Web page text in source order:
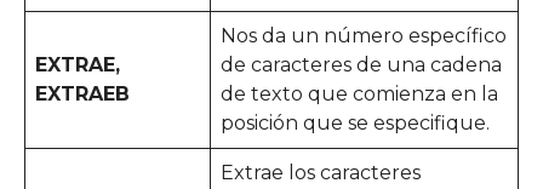
EXTRAE,
EXTRAEB
Nos da un número específico
de caracteres de una cadena
de texto que comienza en la
posición que se especifique.
Extrae los caracteres